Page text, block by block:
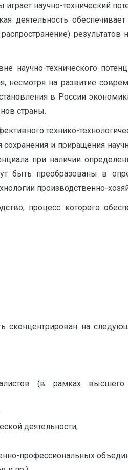
научно-технический
деятельность
результатов
технического
несмотря на развитие
в России
страны.
технико-
и приращения
при наличии
быть преобразованы в
производственно-
процесс которого
сконцентрирован на
(в рамках
деятельности;
профессиональных